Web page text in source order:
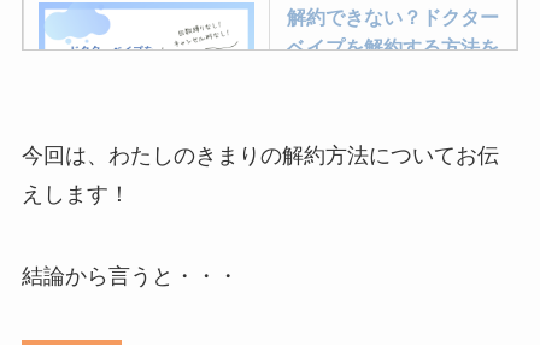
解約できない？ドクター
ベイプを解約する方法を
ミュゼプラチナムの解約
今回は、わたしのきまりの解約方法についてお伝
えします！
結論から言うと・・・